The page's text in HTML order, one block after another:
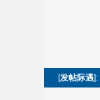
[发帖际遇]: